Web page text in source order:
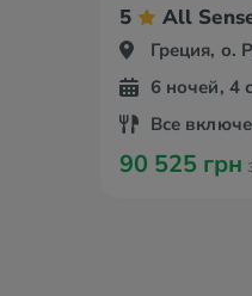
5 All
Греция, о.
6 ночей, 4
Все
90 525 грн